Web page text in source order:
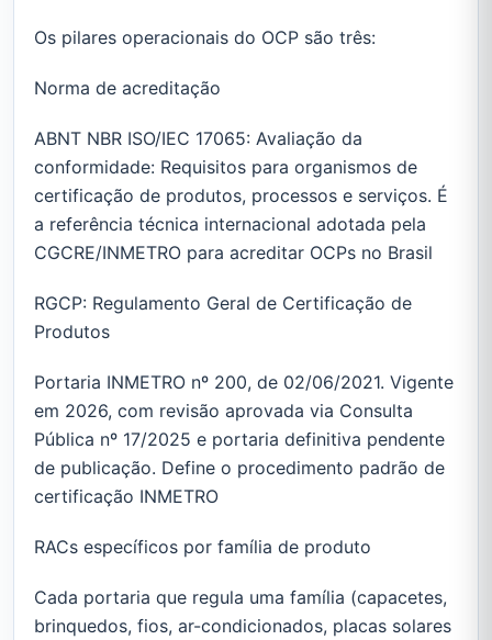
Os pilares operacionais do OCP são três:
Norma de acreditação
ABNT NBR ISO/IEC 17065: Avaliação da
conformidade: Requisitos para organismos de
certificação de produtos, processos e serviços. É
a referência técnica internacional adotada pela
CGCRE/INMETRO para acreditar OCPs no Brasil
RGCP: Regulamento Geral de Certificação de
Produtos
Portaria INMETRO nº 200, de 02/06/2021. Vigente
em 2026, com revisão aprovada via Consulta
Pública nº 17/2025 e portaria definitiva pendente
de publicação. Define o procedimento padrão de
certificação INMETRO
RACs específicos por família de produto
Cada portaria que regula uma família (capacetes,
brinquedos, fios, ar-condicionados, placas solares